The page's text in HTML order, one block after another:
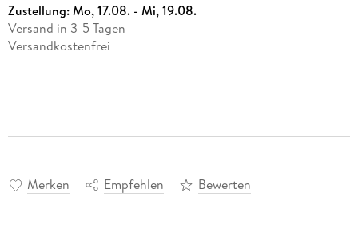
Zustellung:Mo, 17.08. - Mi, 19.08.
Versand in 3-5 Tagen
Versandkostenfrei
Merken Empfehlen Bewerten